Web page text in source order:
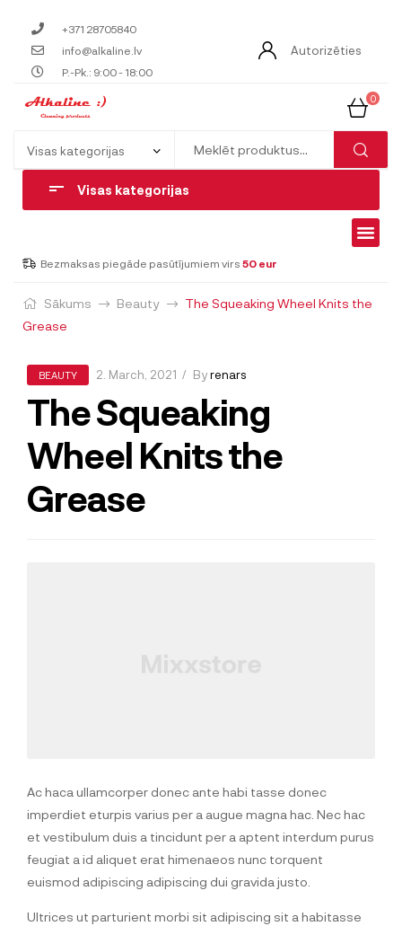
+371 28705840
info@alkaline.lv
P.-Pk.: 9:00 - 18:00
Autorizēties
0
Visas kategorijas
Bezmaksas piegāde pasūtījumiem virs 50 eur
Sākums Beauty
The Squeaking Wheel Knits the
Grease
BEAUTY 2. March, 2021 Byrenars
The Squeaking
Wheel Knits the
Grease
Ac haca ullamcorper donec ante habi tasse donec
imperdiet eturpis varius per a augue magna hac. Nec hac
et vestibulum duis a tincidunt per a aptent interdum purus
feugiat a id aliquet erat himenaeos nunc torquent
euismod adipiscing adipiscing dui gravida justo.
Ultrices ut parturient morbi sit adipiscing sit a habitasse